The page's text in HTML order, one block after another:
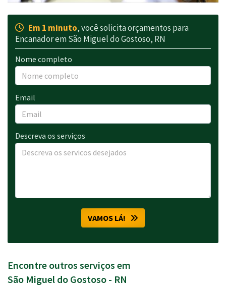
Em 1 minuto, você solicita orçamentos para
Encanador em São Miguel do Gostoso, RN
Nome completo
Email
Descreva os serviços
VAMOS LÁ!
Encontre outros serviços em
São Miguel do Gostoso - RN